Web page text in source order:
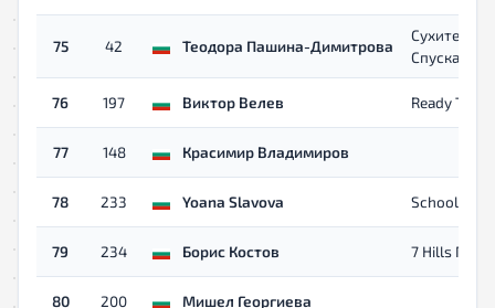
75 42 Теодора Пашина-Димитрова
Сухите
Спускачи
76 197 Виктор Велев Ready To
77 148 Красимир Владимиров
78 233 Yoana Slavova School
79 234 Борис Костов 7 Hills
80 200 Мишел Георгиева